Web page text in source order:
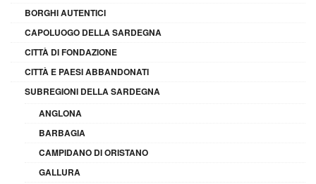
BORGHI AUTENTICI
CAPOLUOGO DELLA SARDEGNA
CITTÀ DI FONDAZIONE
CITTÀ E PAESI ABBANDONATI
SUBREGIONI DELLA SARDEGNA
ANGLONA
BARBAGIA
CAMPIDANO DI ORISTANO
GALLURA